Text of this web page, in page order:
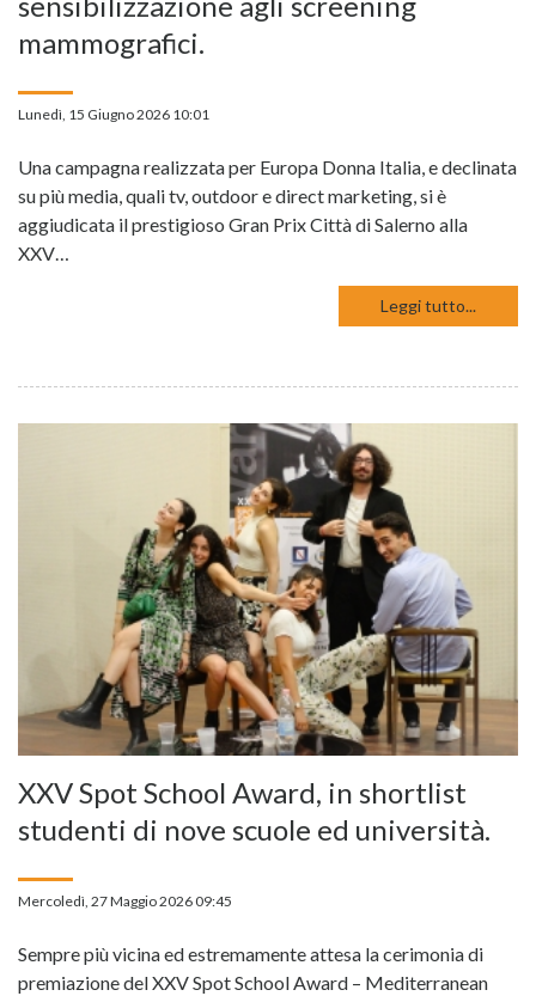
mammografici.
Lunedì, 15 Giugno 2026 10:01
Una campagna realizzata per Europa Donna Italia, e declinata
su più media, quali tv, outdoor e direct marketing, si è
aggiudicata il prestigioso Gran Prix Città di Salerno alla
XXV…
Leggi tutto...
XXV Spot School Award, in shortlist
studenti di nove scuole ed università.
Mercoledì, 27 Maggio 2026 09:45
Sempre più vicina ed estremamente attesa la cerimonia di
premiazione del XXV Spot School Award – Mediterranean